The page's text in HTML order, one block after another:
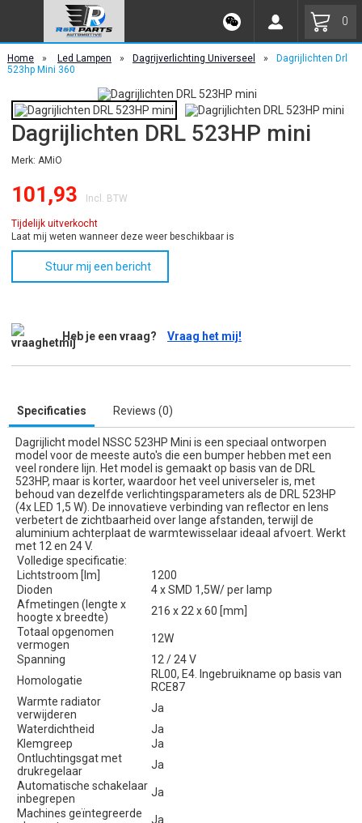
0
Home » Led Lampen » Dagrijverlichting Universeel »
Dagrijlichten Drl
523hp Mini 360
Dagrijlichten DRL 523HP mini
Merk: AMiO
101,93 Incl. BTW
Tijdelijk uitverkocht
Laat mij weten wanneer deze weer beschikbaar is
Stuur mij een bericht
Heb je een vraag? Vraag het mij!
Specificaties Reviews (0)
Dagrijlicht model NSSC 523HP Mini is een speciaal ontworpen
model voor de meeste auto's die een bumper hebben met een
veel rondere lijn. Het model is gemaakt op basis van de DRL
523HP, maar is korter, waardoor het veel universeler is, met
behoud van dezelfde verlichtingsparameters als de DRL 523HP
(4x LED 1,5 W). De innovatieve verbinding van reflector en lens
verbetert de zichtbaarheid over lange afstanden, terwijl de
aluminium achterplaat de warmtewisselaar ideaal afvoert. Werkt
met 12 en 24 V.
Volledige specificatie:
Lichtstroom [lm]
1200
Dioden
4 x SMD 1,5W/ per lamp
Afmetingen (lengte x
hoogte x breedte)
216 x 22 x 60 [mm]
Totaal opgenomen
vermogen
12W
Spanning
12 / 24 V
Homologatie
RL00, E4. Ingebruikname op basis van
RCE87
Warmte radiator
verwijderen
Ja
Waterdichtheid
Ja
Klemgreep
Ja
Ontluchtingsgat met
drukregelaar
Ja
Automatische schakelaar
inbegrepen
Ja
Machines geïntegreerde
Ja